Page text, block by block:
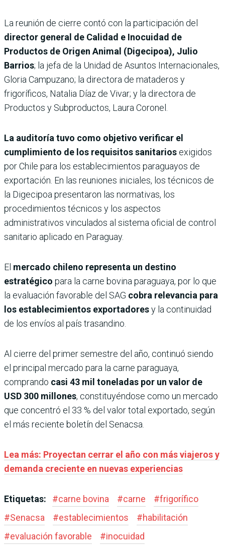
La reunión de cierre contó con la participación del
director general de Calidad e Inocuidad de
Productos de Origen Animal (Digecipoa), Julio
Barrios; la jefa de la Unidad de Asuntos Internacionales,
Gloria Campuzano; la directora de mataderos y
frigoríficos, Natalia Díaz de Vivar; y la directora de
Productos y Subproductos, Laura Coronel.
La auditoría tuvo como objetivo verificar el
cumplimiento de los requisitos sanitarios exigidos
por Chile para los establecimientos paraguayos de
exportación. En las reuniones iniciales, los técnicos de
la Digecipoa presentaron las normativas, los
procedimientos técnicos y los aspectos
administrativos vinculados al sistema oficial de control
sanitario aplicado en Paraguay.
El mercado chileno representa un destino
estratégico para la carne bovina paraguaya, por lo que
la evaluación favorable del SAG cobra relevancia para
los establecimientos exportadoresy la continuidad
de los envíos al país trasandino.
Al cierre del primer semestre del año, continuó siendo
el principal mercado para la carne paraguaya,
comprando casi 43 mil toneladas por un valor de
USD 300 millones, constituyéndose como un mercado
que concentró el 33 % del valor total exportado, según
el más reciente boletín del Senacsa.
Lea más: Proyectan cerrar el año con más viajeros y
demanda creciente en nuevas experiencias
Etiquetas: #carne bovina #carne #frigorífico
#Senacsa #establecimientos #habilitación
#evaluación favorable #inocuidad